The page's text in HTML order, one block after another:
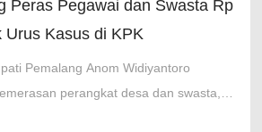
Peras Pegawai dan Swasta Rp
Urus Kasus di KPK
Pemalang Anom Widiyantoro
perangkat desa dan swasta,
serta staf KPK.